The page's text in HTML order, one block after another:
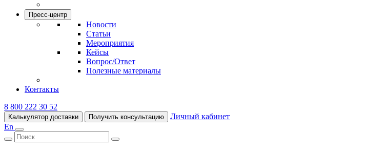
Пресс-центр
Новости
Статьи
Мероприятия
Кейсы
Вопрос/Ответ
Полезные материалы
Контакты
8 800 222 30 52
Калькулятор доставки Получить консультацию
Личный кабинет
En